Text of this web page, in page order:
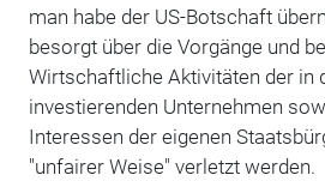
man habe der US-Botschaft
besorgt über die Vorgänge und
Wirtschaftliche Aktivitäten der in
investierenden Unternehmen
Interessen der eigenen
"unfairer Weise" verletzt werden.